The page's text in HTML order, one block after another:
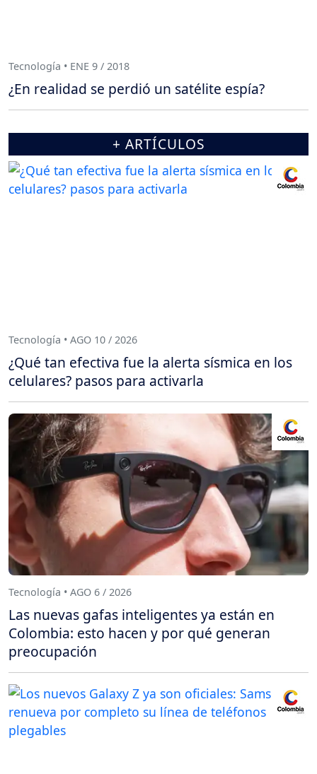
Tecnología • ENE 9 / 2018
¿En realidad se perdió un satélite espía?
+ ARTÍCULOS
Tecnología • AGO 10 / 2026
¿Qué tan efectiva fue la alerta sísmica en los
celulares? pasos para activarla
Tecnología • AGO 6 / 2026
Las nuevas gafas inteligentes ya están en
Colombia: esto hacen y por qué generan
preocupación